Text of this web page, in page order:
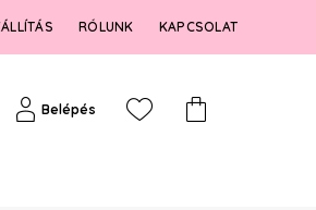
RÓLUNK KAPCSOLAT
Belépés